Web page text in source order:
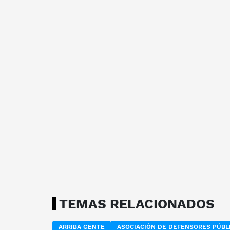
TEMAS RELACIONADOS
ARRIBA GENTE ASOCIACIÓN DE DEFENSORES